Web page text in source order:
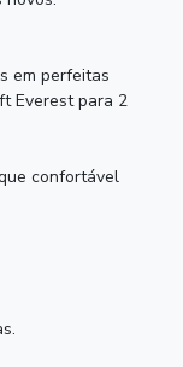
em perfeitas
Everest para 2
confortável